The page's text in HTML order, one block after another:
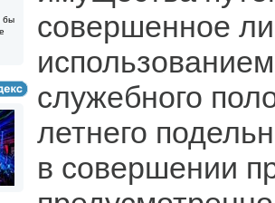
бы
совершенное
служебного
летнего
в совершении